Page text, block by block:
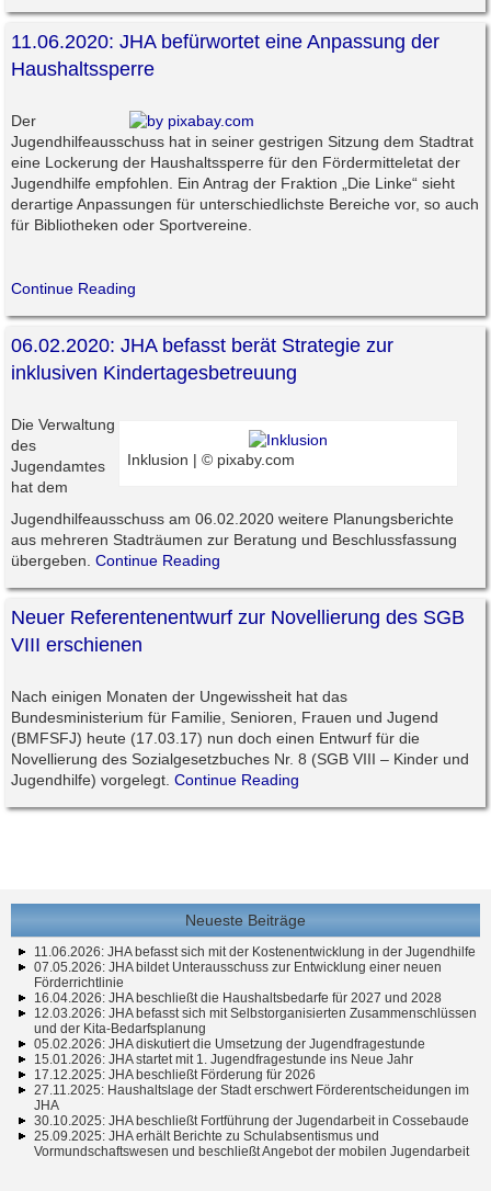
11.06.2020: JHA befürwortet eine Anpassung der
Haushaltssperre
Der
Jugendhilfeausschuss hat in seiner gestrigen Sitzung dem Stadtrat
eine Lockerung der Haushaltssperre für den Fördermitteletat der
Jugendhilfe empfohlen. Ein Antrag der Fraktion „Die Linke“ sieht
derartige Anpassungen für unterschiedlichste Bereiche vor, so auch
für Bibliotheken oder Sportvereine.
Continue Reading
06.02.2020: JHA befasst berät Strategie zur
inklusiven Kindertagesbetreuung
Inklusion | © pixaby.com
Die Verwaltung
des
Jugendamtes
hat dem
Jugendhilfeausschuss am 06.02.2020 weitere Planungsberichte
aus mehreren Stadträumen zur Beratung und Beschlussfassung
übergeben. Continue Reading
Neuer Referentenentwurf zur Novellierung des SGB
VIII erschienen
Nach einigen Monaten der Ungewissheit hat das
Bundesministerium für Familie, Senioren, Frauen und Jugend
(BMFSFJ) heute (17.03.17) nun doch einen Entwurf für die
Novellierung des Sozialgesetzbuches Nr. 8 (SGB VIII – Kinder und
Jugendhilfe) vorgelegt. Continue Reading
Neueste Beiträge
11.06.2026: JHA befasst sich mit der Kostenentwicklung in der Jugendhilfe
07.05.2026: JHA bildet Unterausschuss zur Entwicklung einer neuen
Förderrichtlinie
16.04.2026: JHA beschließt die Haushaltsbedarfe für 2027 und 2028
12.03.2026: JHA befasst sich mit Selbstorganisierten Zusammenschlüssen
und der Kita-Bedarfsplanung
05.02.2026: JHA diskutiert die Umsetzung der Jugendfragestunde
15.01.2026: JHA startet mit 1. Jugendfragestunde ins Neue Jahr
17.12.2025: JHA beschließt Förderung für 2026
27.11.2025: Haushaltslage der Stadt erschwert Förderentscheidungen im
JHA
30.10.2025: JHA beschließt Fortführung der Jugendarbeit in Cossebaude
25.09.2025: JHA erhält Berichte zu Schulabsentismus und
Vormundschaftswesen und beschließt Angebot der mobilen Jugendarbeit